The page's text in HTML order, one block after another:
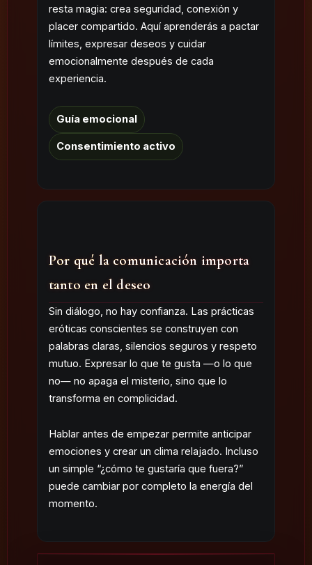
resta magia: crea seguridad, conexión y
placer compartido. Aquí aprenderás a pactar
límites, expresar deseos y cuidar
emocionalmente después de cada
experiencia.
Guía emocional
Consentimiento activo
Por qué la comunicación importa
tanto en el deseo
Sin diálogo, no hay confianza. Las prácticas
eróticas conscientes se construyen con
palabras claras, silencios seguros y respeto
mutuo. Expresar lo que te gusta —o lo que
no— no apaga el misterio, sino que lo
transforma en complicidad.
Hablar antes de empezar permite anticipar
emociones y crear un clima relajado. Incluso
un simple “¿cómo te gustaría que fuera?”
puede cambiar por completo la energía del
momento.